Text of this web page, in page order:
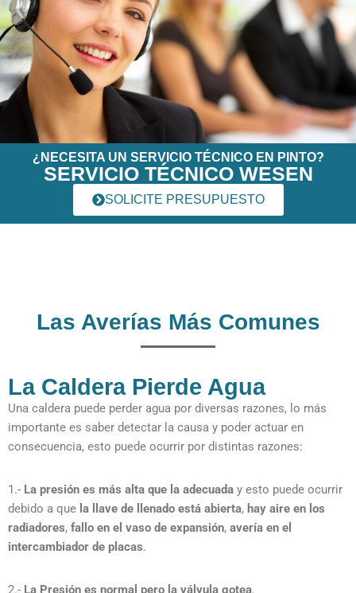
¿NECESITA UN SERVICIO TÉCNICO EN PINTO?
SERVICIO TÉCNICO WESEN
SOLICITE PRESUPUESTO
Las Averías Más Comunes
La Caldera Pierde Agua
Una caldera puede perder agua por diversas razones, lo más
importante es saber detectar la causa y poder actuar en
consecuencia, esto puede ocurrir por distintas razones:
1.- La presión es más alta que la adecuada y esto puede ocurrir
debido a que la llave de llenado está abierta, hay aire en los
radiadores, fallo en el vaso de expansión, avería en el
intercambiador de placas.
2.- La Presión es normal pero la válvula gotea.